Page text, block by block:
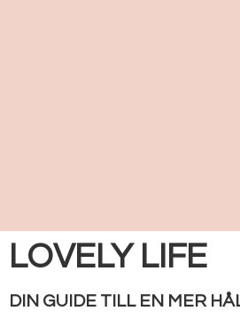
LOVELY LIFE
DIN GUIDE TILL EN MER